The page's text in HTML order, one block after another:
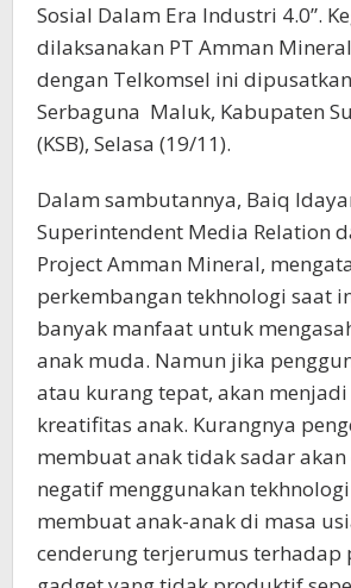
Sosial Dalam Era Industri 4.0”.
dilaksanakan PT Amman
dengan Telkomsel ini
Serbaguna Maluk, Kabupaten
(KSB), Selasa (19/11).
Dalam sambutannya, Baiq
Superintendent Media Relation
Project Amman Mineral,
perkembangan tekhnologi saat
banyak manfaat untuk
anak muda. Namun jika
atau kurang tepat, akan
kreatifitas anak. Kurangnya
membuat anak tidak sadar
negatif menggunakan
membuat anak-anak di masa
cenderung terjerumus terhadap